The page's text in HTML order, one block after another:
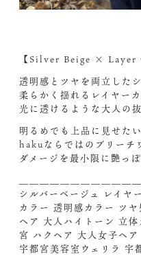
【Silver Beige × Layer
透明感とツヤを両立した
柔らかく揺れるレイヤーカ
光に透けるような大人の抜
明るめでも上品に見せた
hakuならではのブリーチ
ダメージを最小限に艶っ
シルバーベージュ レイヤ
カラー 透明感カラー ツ
ヘア 大人ハイトーン 立
宮 ハクヘア 大人女子ヘ
宇都宮美容室ウェリラ 宇